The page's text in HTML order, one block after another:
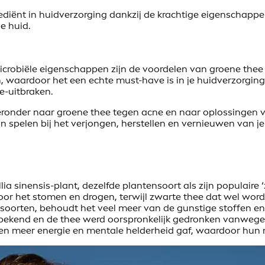
in huidverzorging dankzij de krachtige
huid.
eigenschappen zijn de voordelen van groene
het een echte must-have is in je
uitbraken.
naar groene thee tegen acne en naar oplossingen
spelen bij het verjongen, herstellen en vernieuwen van
sinensis-plant, dezelfde plantensoort als zijn populaire
het stomen en drogen, terwijl zwarte thee dat wel
behoudt het veel meer van de gunstige stoffen
en de thee werd oorspronkelijk gedronken
meer energie en mentale helderheid gaf, waardoor